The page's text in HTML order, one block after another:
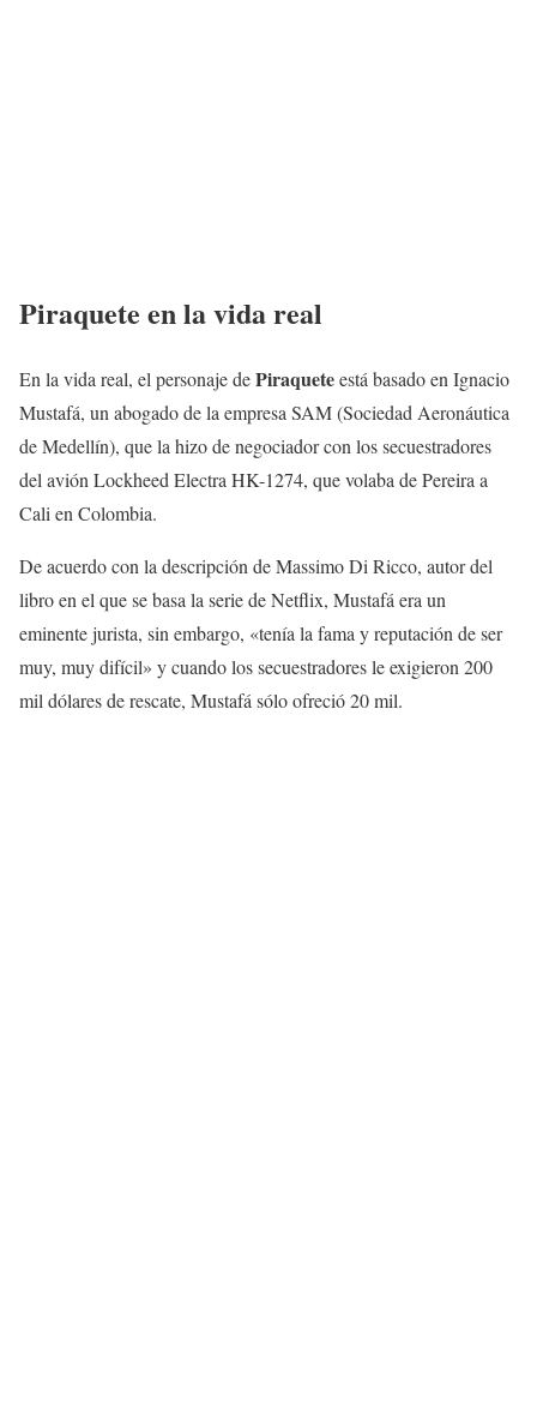
Piraquete en la vida real
En la vida real, el personaje dePiraqueteestá basado en Ignacio
Mustafá, un abogado de la empresa SAM (Sociedad Aeronáutica
de Medellín), que la hizo de negociador con los secuestradores
del avión Lockheed Electra HK-1274, que volaba de Pereira a
Cali en Colombia.
De acuerdo con la descripción de Massimo Di Ricco, autor del
libro en el que se basa la serie de Netflix, Mustafá era un
eminente jurista, sin embargo, «tenía la fama y reputación de ser
muy, muy difícil» y cuando los secuestradores le exigieron 200
mil dólares de rescate, Mustafá sólo ofreció 20 mil.